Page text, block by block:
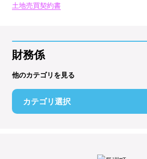
土地売買契約書
財務係
他のカテゴリを見る
カテゴリ選択